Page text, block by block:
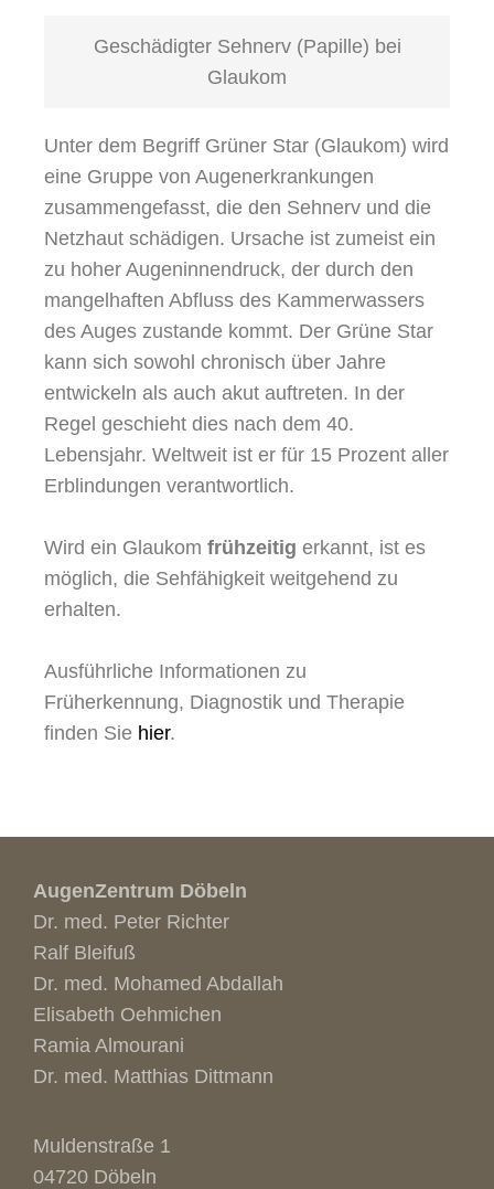
Geschädigter Sehnerv (Papille) bei
Glaukom
Unter dem Begriff Grüner Star (Glaukom) wird
eine Gruppe von Augenerkrankungen
zusammengefasst, die den Sehnerv und die
Netzhaut schädigen. Ursache ist zumeist ein
zu hoher Augeninnendruck, der durch den
mangelhaften Abfluss des Kammerwassers
des Auges zustande kommt. Der Grüne Star
kann sich sowohl chronisch über Jahre
entwickeln als auch akut auftreten. In der
Regel geschieht dies nach dem 40.
Lebensjahr. Weltweit ist er für 15 Prozent aller
Erblindungen verantwortlich.
Wird ein Glaukom frühzeitig erkannt, ist es
möglich, die Sehfähigkeit weitgehend zu
erhalten.
Ausführliche Informationen zu
Früherkennung, Diagnostik und Therapie
finden Sie hier.
AugenZentrum Döbeln
Dr. med. Peter Richter
Ralf Bleifuß
Dr. med. Mohamed Abdallah
Elisabeth Oehmichen
Ramia Almourani
Dr. med. Matthias Dittmann
Muldenstraße 1
04720 Döbeln